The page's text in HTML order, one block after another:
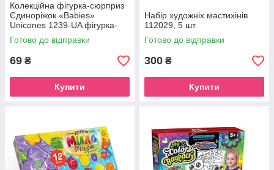
Колекційна фігурка-сюрприз
Єдиноріжок «Babies»
Unicones 1239-UA фігурка-
сюрприз
Готово до відправки
69 ₴
Купити
Набір художніх мастихінів
112029, 5 шт
Готово до відправки
300 ₴
Купити